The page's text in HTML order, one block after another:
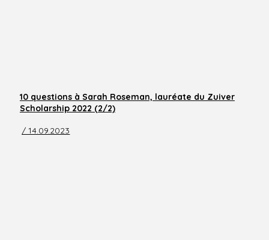
10 questions à Sarah Roseman, lauréate du Zuiver
Scholarship 2022 (2/2)
/ 14.09.2023